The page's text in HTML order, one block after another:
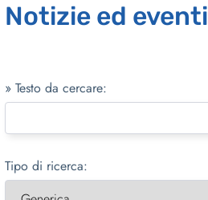
Notizie ed eventi
» Testo da cercare:
Tipo di ricerca: